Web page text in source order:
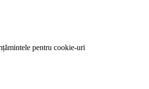
pentru cookie-uri